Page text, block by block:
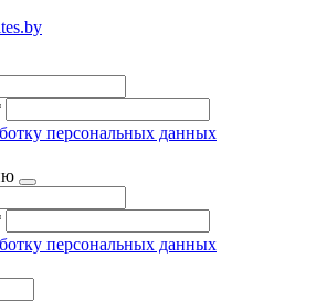
персональных данных
персональных данных